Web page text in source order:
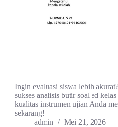
Ingin evaluasi siswa lebih
sukses analisis butir soal sd
kualitas instrumen ujian Anda
sekarang!
admin
Mei 21, 2026